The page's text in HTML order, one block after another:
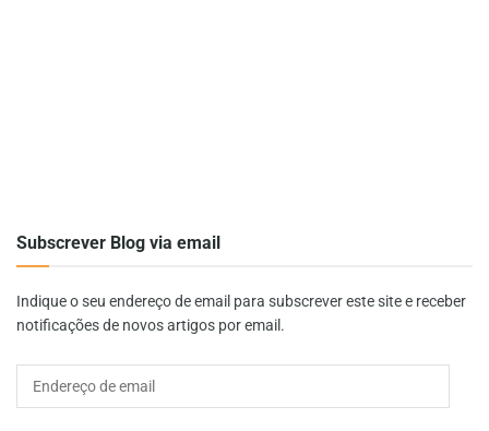
Subscrever Blog via email
Indique o seu endereço de email para subscrever este site e receber
notificações de novos artigos por email.